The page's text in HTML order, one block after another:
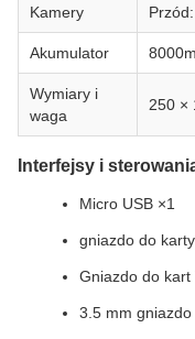
Kamery
Akumulator
Wymiary i
waga
250 ×
Interfejsy i
Micro USB ×1
gniazdo do
Gniazdo do kart
3.5 mm gniazdo